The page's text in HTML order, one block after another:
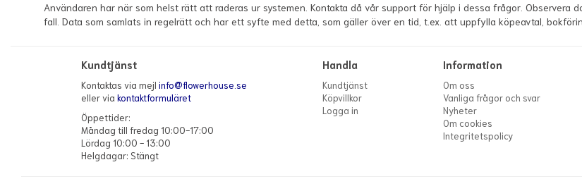
Användaren har när som helst rätt att raderas ur systemen. Kontakta då vår support för hjälp i dessa frågor.
fall. Data som samlats in regelrätt och har ett syfte med detta, som gäller över en tid, t.ex. att uppfylla köpeavtal,
Kundtjänst
Kontaktas via mejlinfo@flowerhouse.se
eller viakontaktformuläret
Öppettider:
Måndag till fredag 10:00-17:00
Lördag 10:00 - 13:00
Helgdagar: Stängt
Handla
Kundtjänst
Köpvillkor
Logga in
Information
Om oss
Vanliga frågor och svar
Nyheter
Om cookies
Integritetspolicy